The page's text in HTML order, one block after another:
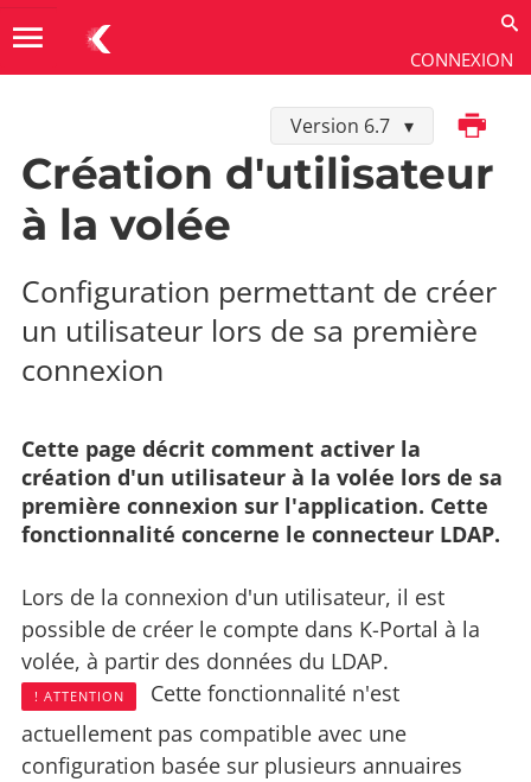
CONNEXION
menu
Version 6.7Imprimer
Connecteurs SI →
Connecteur LDAP
Création d'utilisateur
à la volée
Configuration permettant de créer
un utilisateur lors de sa première
connexion
Cette page décrit comment activer la
création d'un utilisateur à la volée lors de sa
première connexion sur l'application. Cette
fonctionnalité concerne le connecteur LDAP.
Lors de la connexion d'un utilisateur, il est
possible de créer le compte dans K-Portal à la
volée, à partir des données du LDAP.
! ATTENTION
Cette fonctionnalité n'est
actuellement pas compatible avec une
configuration basée sur plusieurs annuaires